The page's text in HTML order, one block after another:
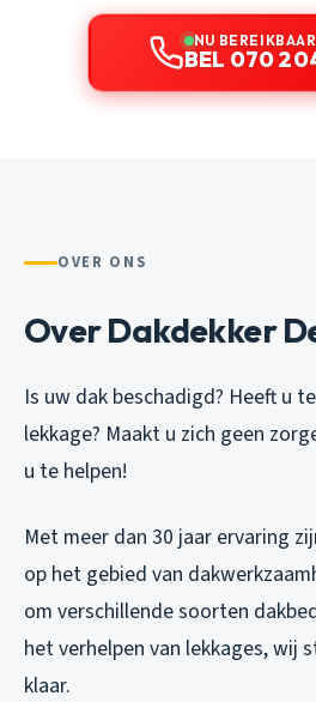
NU BEREIKBAAR
BEL 070
OVER ONS
Over Dakdekker
Is uw dak beschadigd? Heeft u
lekkage? Maakt u zich geen
u te helpen!
Met meer dan 30 jaar ervaring
op het gebied van
om verschillende soorten
het verhelpen van lekkages, wij
klaar.